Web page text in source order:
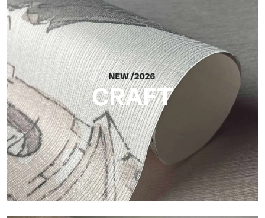
Silk
Helle und elegante Oberfläche mit feiner vertikaler Struktur,
die das Licht reflektiert und der Fläche Tiefe verleiht.
CRAFT